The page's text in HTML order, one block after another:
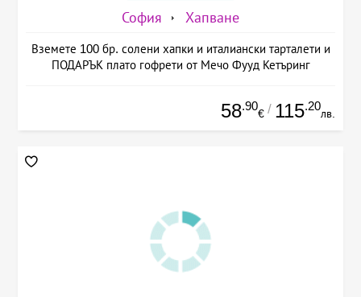
София Хапване
Вземете 100 бр. солени хапки и италиански тарталети и
ПОДАРЪК плато гофрети от Мечо Фууд Кетъринг
58.90
€ / 115.20
лв.